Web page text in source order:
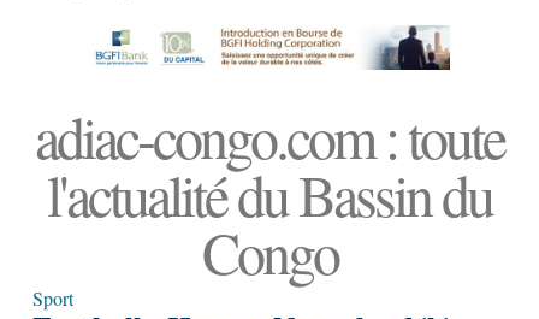
adiac-congo.com : toute
l'actualité du Bassin du
Congo
Sport